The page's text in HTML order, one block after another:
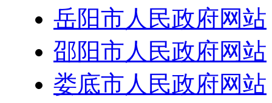
岳阳市人民政府网站
邵阳市人民政府网站
娄底市人民政府网站